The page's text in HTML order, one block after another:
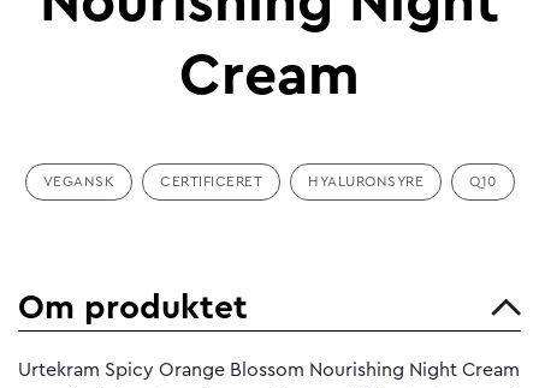
Cream
VEGANSK CERTIFICERET HYALURONSYRE Q10
Om produktet
Urtekram Spicy Orange Blossom Nourishing Night Cream